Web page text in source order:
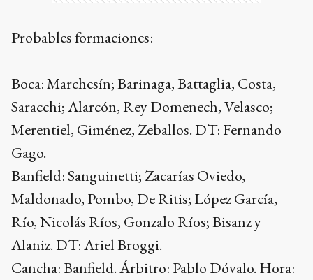
Probables formaciones:
Boca: Marchesín; Barinaga, Battaglia, Costa,
Saracchi; Alarcón, Rey Domenech, Velasco;
Merentiel, Giménez, Zeballos. DT: Fernando
Gago.
Banfield: Sanguinetti; Zacarías Oviedo,
Maldonado, Pombo, De Ritis; López García,
Río, Nicolás Ríos, Gonzalo Ríos; Bisanz y
Alaniz. DT: Ariel Broggi.
Cancha: Banfield. Árbitro: Pablo Dóvalo. Hora: